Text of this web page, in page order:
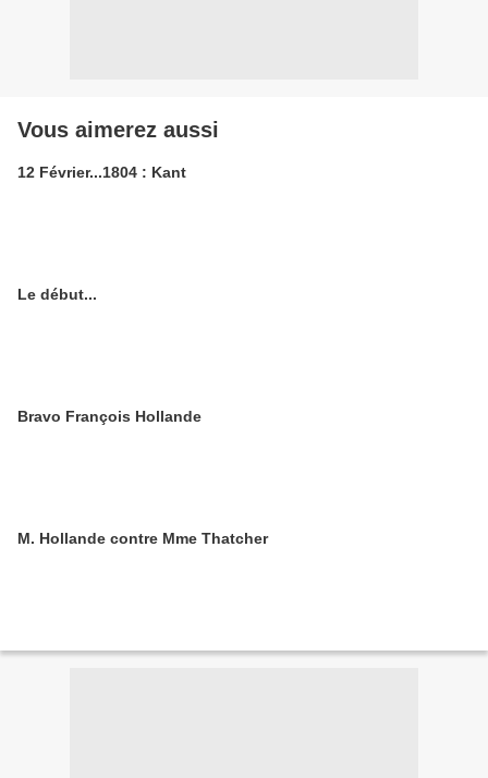
Vous aimerez aussi
12 Février...1804 : Kant
Le début...
Bravo François Hollande
M. Hollande contre Mme Thatcher